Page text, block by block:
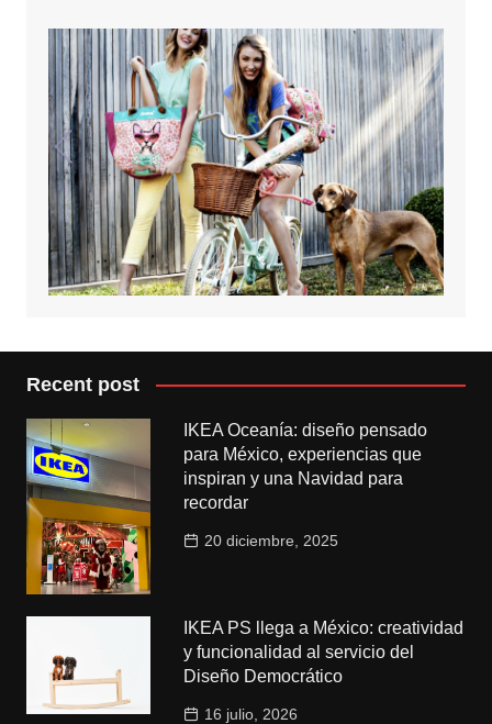
Recent post
IKEA Oceanía: diseño pensado
para México, experiencias que
inspiran y una Navidad para
recordar
20 diciembre, 2025
IKEA PS llega a México: creatividad
y funcionalidad al servicio del
Diseño Democrático
16 julio, 2026